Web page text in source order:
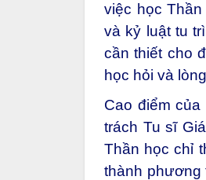
việc học
và kỷ luật tu
cần thiết cho
học hỏi và
Cao điểm
trách Tu sĩ
Thần học chỉ
thành phương